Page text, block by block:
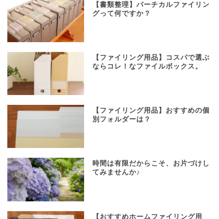
【書類整理】バーチカルファイリン
グって何ですか？
【ファイリング用品】コスパで選ぶ
ならコレ！なファイルボックス。
【ファイリング用品】おすすめの個
別フォルダーは？
時間は有限だからこそ、お片づけし
てみませんか♪
【おすすめホームファイリング用